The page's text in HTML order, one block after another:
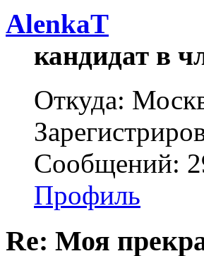
AlenkaT
кандидат в
Откуда:
Сообщений:
Профиль
Re: Моя